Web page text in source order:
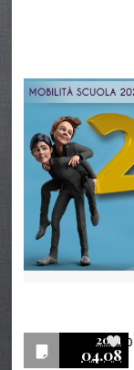
2021
04.08
0